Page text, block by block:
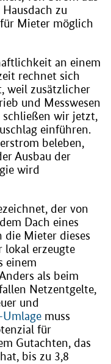
zu
Mieter möglich
an einem
rechnet sich
weil zusätzlicher
und Messwesen
schließen wir jetzt,
einführen.
beleben,
Ausbau der
wird
der von
Dach eines
die Mieter dieses
lokal erzeugte
einem
als beim
Netzentgelte,
und
Umlage muss
für
Gutachten, das
bis zu 3,8